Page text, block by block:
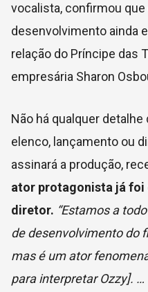
vocalista, confirmou
desenvolvimento ainda
relação do Príncipe das
empresária Sharon
Não há qualquer
elenco, lançamento ou
assinará a produção,
ator protagonista já foi
diretor. “Estamos a
de desenvolvimento do
mas é um ator
para interpretar Ozzy].